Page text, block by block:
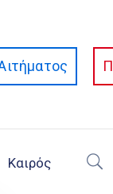
Καιρός